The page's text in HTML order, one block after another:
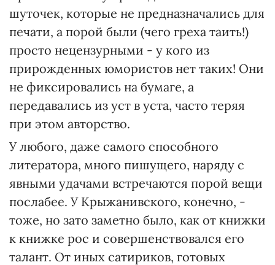
шуточек, которые не предназначались для
печати, а порой были (чего греха таить!)
просто нецензурными - у кого из
прирожденных юмористов нет таких! Они
не фиксировались на бумаге, а
передавались из уст в уста, часто теряя
при этом авторство.
У любого, даже самого способного
литератора, много пишущего, наряду с
явными удачами встречаются порой вещи
послабее. У Крыжанивского, конечно, -
тоже, но зато заметно было, как от книжки
к книжке рос и совершенствовался его
талант. От иных сатириков, готовых